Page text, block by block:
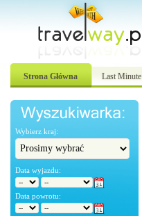
Strona Główna Last Minute
Wybierz kraj:
Data wyjazdu:
Data powrotu: